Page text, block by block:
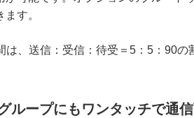
す。
は、送信：受信：待受＝5：5：90の
ループにもワンタッチで通